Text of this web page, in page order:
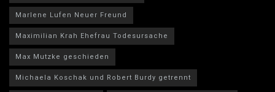
Marlene Lufen Neuer Freund
Maximilian Krah Ehefrau Todesursache
Max Mutzke geschieden
Michaela Koschak und Robert Burdy getrennt